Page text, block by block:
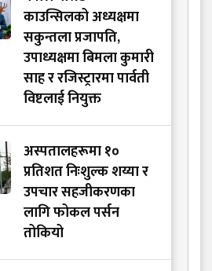
काउन्सिलको अध्यक्षमा
सकुन्तला प्रजापति,
उपाध्यक्षमा बिमला कुमारी
साह र रजिस्ट्रारमा पार्वती
विष्टलाई नियुक्त
अस्पतालहरूमा १०
प्रतिशत निःशुल्क शय्या र
उपचार सहजीकरणका
लागि फोकल पर्सन
तोकियो